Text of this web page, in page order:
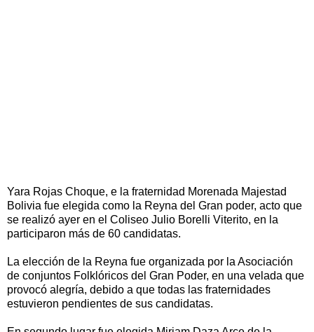
Yara Rojas Choque, e la fraternidad Morenada Majestad
Bolivia fue elegida como la Reyna del Gran poder, acto que
se realizó ayer en el Coliseo Julio Borelli Viterito, en la
participaron más de 60 candidatas.
La elección de la Reyna fue organizada por la Asociación
de conjuntos Folklóricos del Gran Poder, en una velada que
provocó alegría, debido a que todas las fraternidades
estuvieron pendientes de sus candidatas.